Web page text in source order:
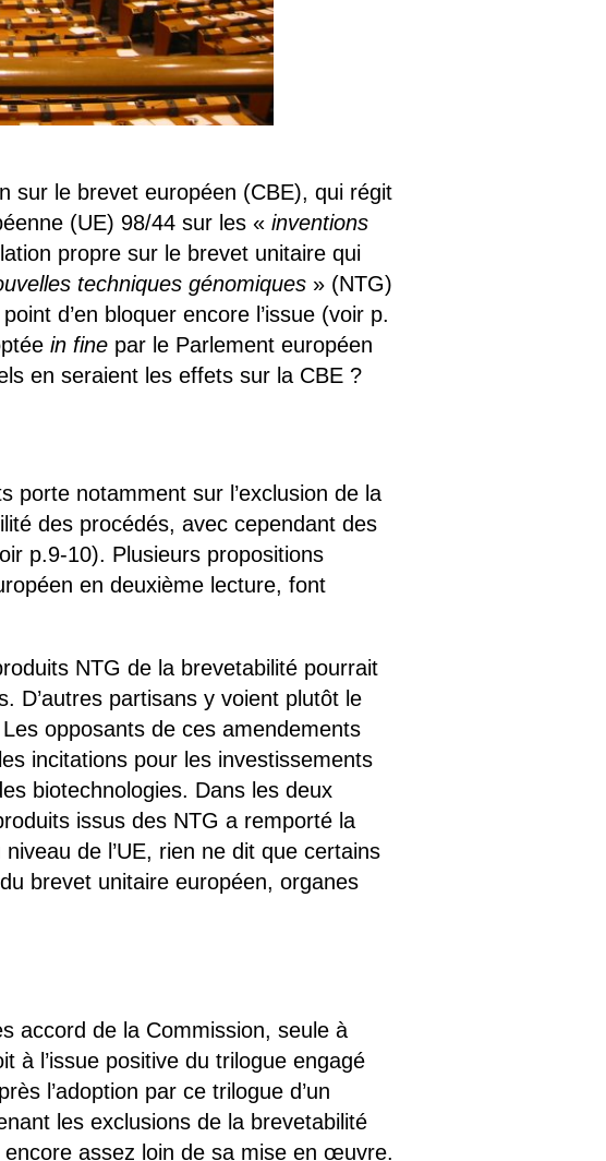
sur le brevet européen (CBE), qui régit
(UE) 98/44 sur les «inventions
propre sur le brevet unitaire qui
techniques génomiques » (NTG)
d’en bloquer encore l’issue (voir p.
in fine par le Parlement européen
en seraient les effets sur la CBE ?
porte notamment sur l’exclusion de la
des procédés, avec cependant des
p.9-10). Plusieurs propositions
en deuxième lecture, font
NTG de la brevetabilité pourrait
D’autres partisans y voient plutôt le
opposants de ces amendements
incitations pour les investissements
biotechnologies. Dans les deux
issus des NTG a remporté la
de l’UE, rien ne dit que certains
brevet unitaire européen, organes
accord de la Commission, seule à
à l’issue positive du trilogue engagé
l’adoption par ce trilogue d’un
les exclusions de la brevetabilité
assez loin de sa mise en œuvre.